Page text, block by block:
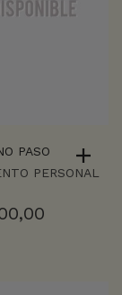
PASO
PERSONAL